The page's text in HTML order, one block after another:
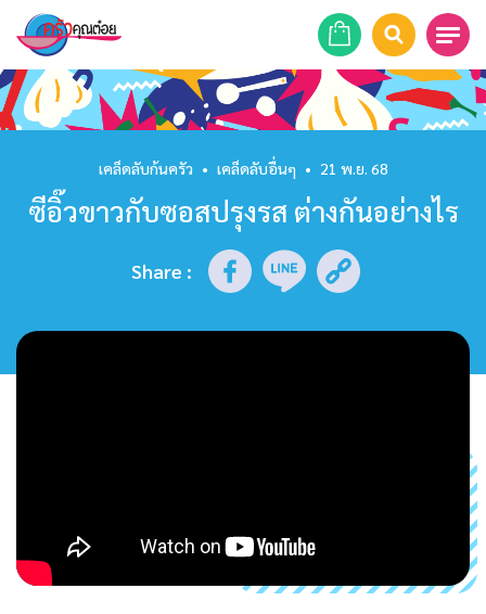
หน้าแรก
สูตรอาหาร
ร้านอาหาร
รายการย้อนหลัง
เคล็ดลับก้นครัว • เคล็ดลับอื่นๆ • 21 พ.ย. 68
ซีอิ๊วขาวกับซอสปรุงรส ต่างกันอย่างไร
Share :